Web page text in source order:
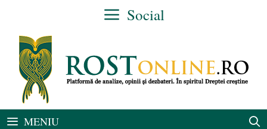
conținut
Social
MENIU